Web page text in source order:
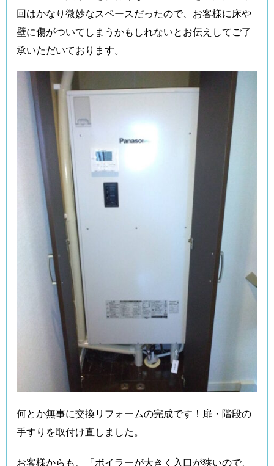
回はかなり微妙なスペースだったので、お客様に床や
壁に傷がついてしまうかもしれないとお伝えしてご了
承いただいております。
何とか無事に交換リフォームの完成です！扉・階段の
手すりを取付け直しました。
お客様からも、「ボイラーが大きく入口が狭いので、